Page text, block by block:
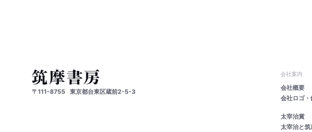
〒111-8755 東京都台東区蔵前2-5-3
会社案内
会社概要
会社ロゴ
太宰治賞
太宰治と